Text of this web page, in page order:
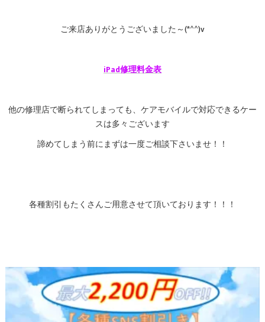
ご来店ありがとうございました～(*^^)v
iPad修理料金表
他の修理店で断られてしまっても、ケアモバイルで対応できるケー
スは多々ございます
諦めてしまう前にまずは一度ご相談下さいませ！！
各種割引もたくさんご用意させて頂いております！！！